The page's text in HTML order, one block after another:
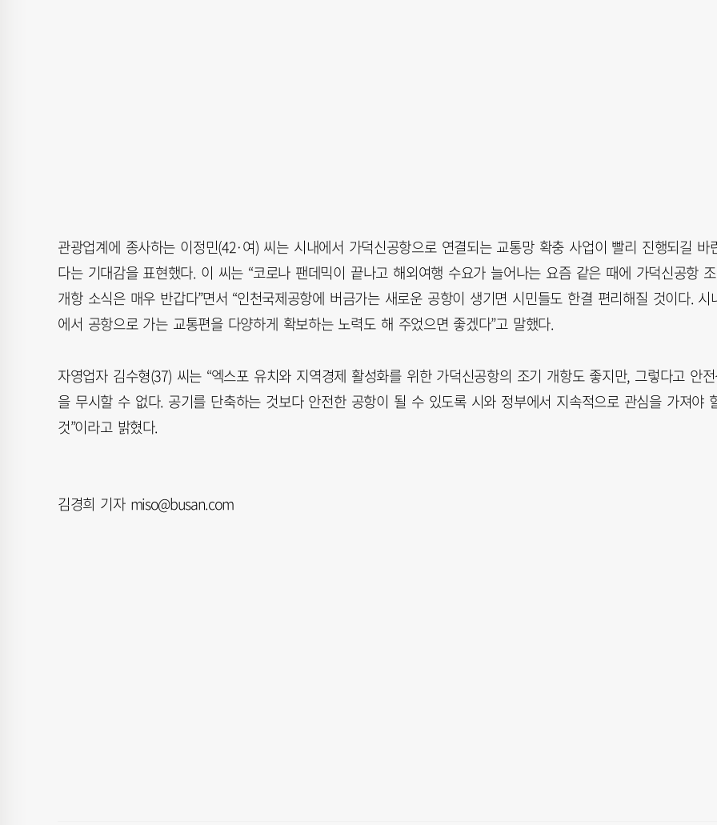
관광업계에 종사하는 이정민(42·여) 씨는 시내에서 가덕신공항으로 연결되는 교통망 확충 사업이 빨리 진행되길 바
다는 기대감을 표현했다. 이 씨는 “코로나 팬데믹이 끝나고 해외여행 수요가 늘어나는 요즘 같은 때에 가덕신공항
개항 소식은 매우 반갑다”면서 “인천국제공항에 버금가는 새로운 공항이 생기면 시민들도 한결 편리해질 것이다. 시
에서 공항으로 가는 교통편을 다양하게 확보하는 노력도 해 주었으면 좋겠다”고 말했다.
자영업자 김수형(37) 씨는 “엑스포 유치와 지역경제 활성화를 위한 가덕신공항의 조기 개항도 좋지만, 그렇다고 안전
을 무시할 수 없다. 공기를 단축하는 것보다 안전한 공항이 될 수 있도록 시와 정부에서 지속적으로 관심을 가져야
것”이라고 밝혔다.
김경희 기자 miso@busan.com